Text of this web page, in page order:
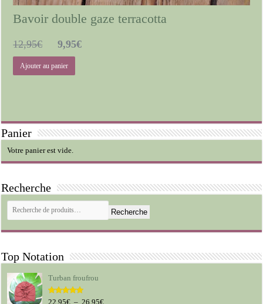
Bavoir double gaze terracotta
12,95€
prix
initial
9,95€
Ajouter au panier
Panier
Votre panier est vide.
Recherche
Recherche
Top Notation
Turban froufrou
Note5.00
22,95€ – 26,95€Plage